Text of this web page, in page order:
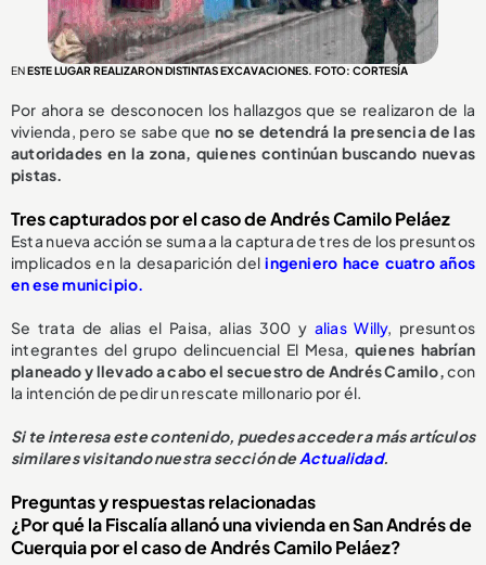
ENESTE LUGAR REALIZARON DISTINTAS EXCAVACIONES. FOTO: CORTESÍA
Por ahora se desconocen los hallazgos que se realizaron de la
vivienda, pero se sabe que no se detendrá la presencia de las
autoridades en la zona, quienes continúan buscando nuevas
pistas.
Tres capturados por el caso de Andrés Camilo Peláez
Esta nueva acción se suma a la captura de tres de los presuntos
implicados en la desaparición delingeniero hace cuatro años
en ese municipio.
Se trata de alias el Paisa, alias 300 y alias Willy, presuntos
integrantes del grupo delincuencial El Mesa, quienes habrían
planeado y llevado a cabo el secuestro de Andrés Camilo,con
la intención de pedir un rescate millonario por él.
Si te interesa este contenido, puedes acceder a más artículos
similares visitando nuestra sección deActualidad.
Preguntas y respuestas relacionadas
¿Por qué la Fiscalía allanó una vivienda en San Andrés de
Cuerquia por el caso de Andrés Camilo Peláez?